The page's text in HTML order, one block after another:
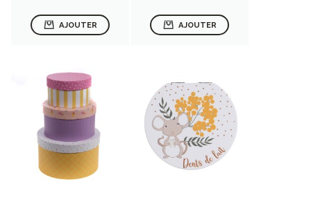
AJOUTER AJOUTER